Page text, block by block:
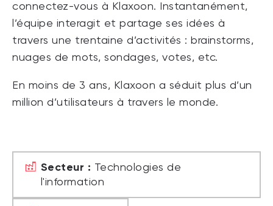
connectez-vous à Klaxoon. Instantanément,
l’équipe interagit et partage ses idées à
travers une trentaine d’activités : brainstorms,
nuages de mots, sondages, votes, etc.
En moins de 3 ans, Klaxoon a séduit plus d’un
million d’utilisateurs à travers le monde.
Secteur : Technologies de
l'information